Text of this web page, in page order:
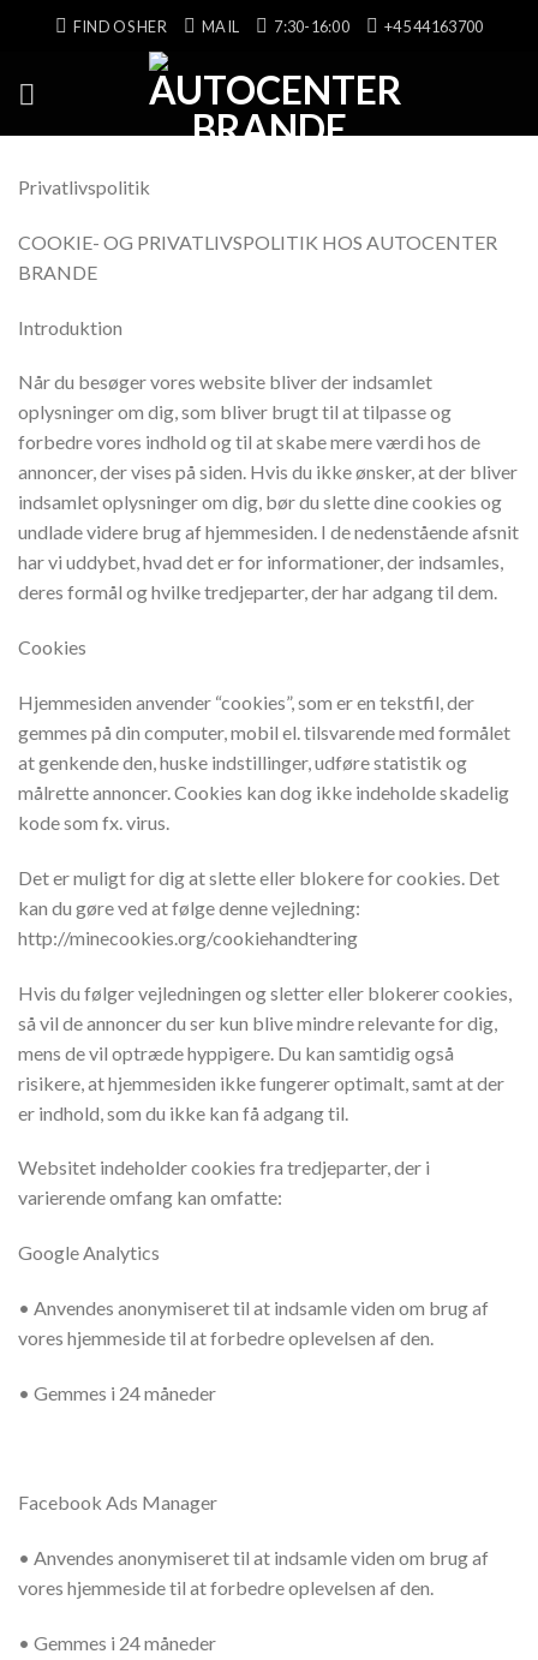
FIND OS HER MAIL 7:30-16:00 +45 44163700
Privatlivspolitik
COOKIE- OG PRIVATLIVSPOLITIK HOS AUTOCENTER
BRANDE
Introduktion
Når du besøger vores website bliver der indsamlet
oplysninger om dig, som bliver brugt til at tilpasse og
forbedre vores indhold og til at skabe mere værdi hos de
annoncer, der vises på siden. Hvis du ikke ønsker, at der bliver
indsamlet oplysninger om dig, bør du slette dine cookies og
undlade videre brug af hjemmesiden. I de nedenstående afsnit
har vi uddybet, hvad det er for informationer, der indsamles,
deres formål og hvilke tredjeparter, der har adgang til dem.
Cookies
Hjemmesiden anvender “cookies”, som er en tekstfil, der
gemmes på din computer, mobil el. tilsvarende med formålet
at genkende den, huske indstillinger, udføre statistik og
målrette annoncer. Cookies kan dog ikke indeholde skadelig
kode som fx. virus.
Det er muligt for dig at slette eller blokere for cookies. Det
kan du gøre ved at følge denne vejledning:
http://minecookies.org/cookiehandtering
Hvis du følger vejledningen og sletter eller blokerer cookies,
så vil de annoncer du ser kun blive mindre relevante for dig,
mens de vil optræde hyppigere. Du kan samtidig også
risikere, at hjemmesiden ikke fungerer optimalt, samt at der
er indhold, som du ikke kan få adgang til.
Websitet indeholder cookies fra tredjeparter, der i
varierende omfang kan omfatte:
Google Analytics
• Anvendes anonymiseret til at indsamle viden om brug af
vores hjemmeside til at forbedre oplevelsen af den.
• Gemmes i 24 måneder
Facebook Ads Manager
• Anvendes anonymiseret til at indsamle viden om brug af
vores hjemmeside til at forbedre oplevelsen af den.
• Gemmes i 24 måneder